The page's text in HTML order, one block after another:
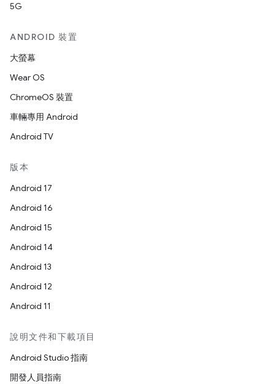
5G
ANDROID 裝置
大螢幕
Wear OS
ChromeOS 裝置
車輛專用 Android
Android TV
版本
Android 17
Android 16
Android 15
Android 14
Android 13
Android 12
Android 11
說明文件和下載項目
Android Studio 指南
開發人員指南